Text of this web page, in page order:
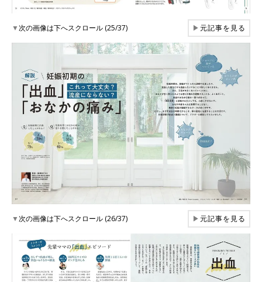
▼次の画像は下へスクロール (25/37) ▶元記事を見る
▼次の画像は下へスクロール (26/37) ▶元記事を見る